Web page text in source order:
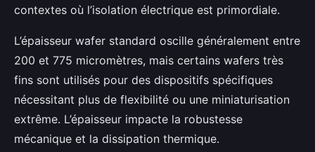
contextes où l’isolation électrique est primordiale.
L’épaisseur wafer standard oscille généralement entre
200 et 775 micromètres, mais certains wafers très
fins sont utilisés pour des dispositifs spécifiques
nécessitant plus de flexibilité ou une miniaturisation
extrême. L’épaisseur impacte la robustesse
mécanique et la dissipation thermique.